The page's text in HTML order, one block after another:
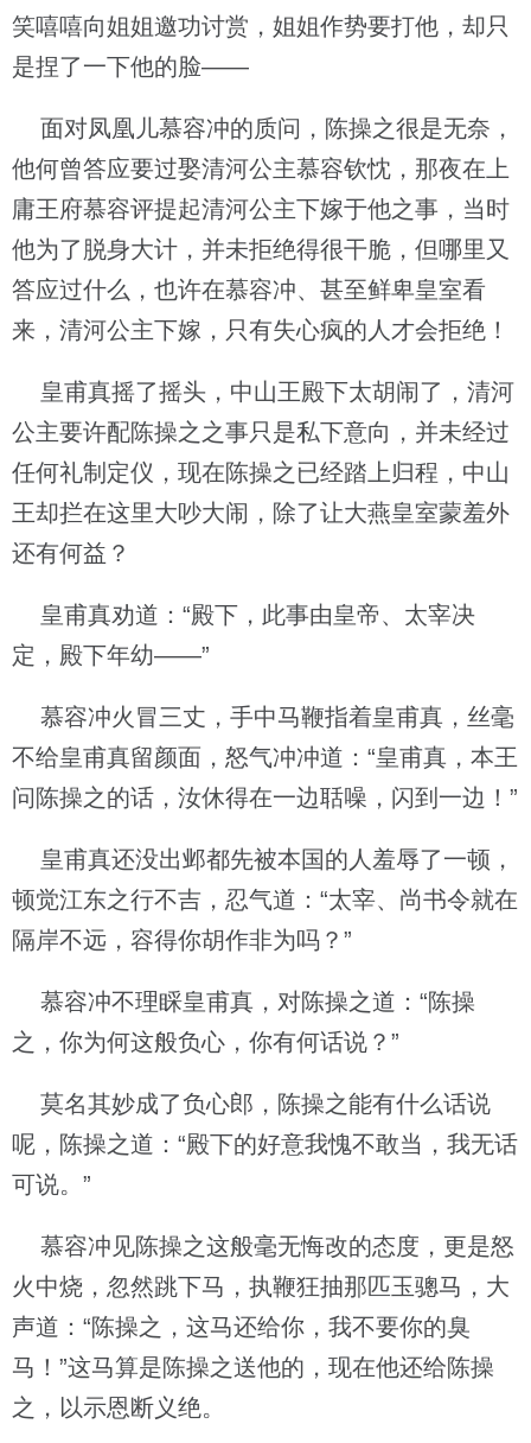
笑嘻嘻向姐姐邀功讨赏，姐姐作势要打他，却只
是捏了一下他的脸——
面对凤凰儿慕容冲的质问，陈操之很是无奈，
他何曾答应要过娶清河公主慕容钦忱，那夜在上
庸王府慕容评提起清河公主下嫁于他之事，当时
他为了脱身大计，并未拒绝得很干脆，但哪里又
答应过什么，也许在慕容冲、甚至鲜卑皇室看
来，清河公主下嫁，只有失心疯的人才会拒绝！
皇甫真摇了摇头，中山王殿下太胡闹了，清河
公主要许配陈操之之事只是私下意向，并未经过
任何礼制定仪，现在陈操之已经踏上归程，中山
王却拦在这里大吵大闹，除了让大燕皇室蒙羞外
还有何益？
皇甫真劝道：“殿下，此事由皇帝、太宰决
定，殿下年幼——”
慕容冲火冒三丈，手中马鞭指着皇甫真，丝毫
不给皇甫真留颜面，怒气冲冲道：“皇甫真，本王
问陈操之的话，汝休得在一边聒噪，闪到一边！”
皇甫真还没出邺都先被本国的人羞辱了一顿，
顿觉江东之行不吉，忍气道：“太宰、尚书令就在
隔岸不远，容得你胡作非为吗？”
慕容冲不理睬皇甫真，对陈操之道：“陈操
之，你为何这般负心，你有何话说？”
莫名其妙成了负心郎，陈操之能有什么话说
呢，陈操之道：“殿下的好意我愧不敢当，我无话
可说。”
慕容冲见陈操之这般毫无悔改的态度，更是怒
火中烧，忽然跳下马，执鞭狂抽那匹玉骢马，大
声道：“陈操之，这马还给你，我不要你的臭
马！”这马算是陈操之送他的，现在他还给陈操
之，以示恩断义绝。